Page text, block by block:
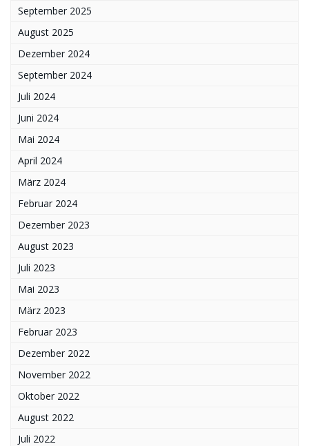
September 2025
August 2025
Dezember 2024
September 2024
Juli 2024
Juni 2024
Mai 2024
April 2024
März 2024
Februar 2024
Dezember 2023
August 2023
Juli 2023
Mai 2023
März 2023
Februar 2023
Dezember 2022
November 2022
Oktober 2022
August 2022
Juli 2022